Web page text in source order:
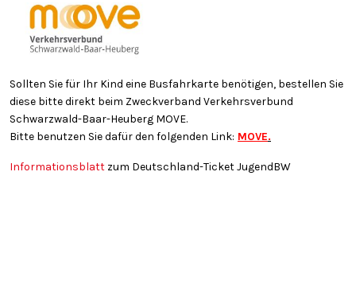
Sollten Sie für Ihr Kind eine Busfahrkarte benötigen, bestellen Sie
diese bitte direkt beim Zweckverband Verkehrsverbund
Schwarzwald-Baar-Heuberg MOVE.
Bitte benutzen Sie dafür den folgenden Link: MOVE.
Informationsblatt zum Deutschland-Ticket JugendBW